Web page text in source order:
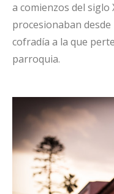
a comienzos del siglo
procesionaban
cofradía a la que
parroquia.